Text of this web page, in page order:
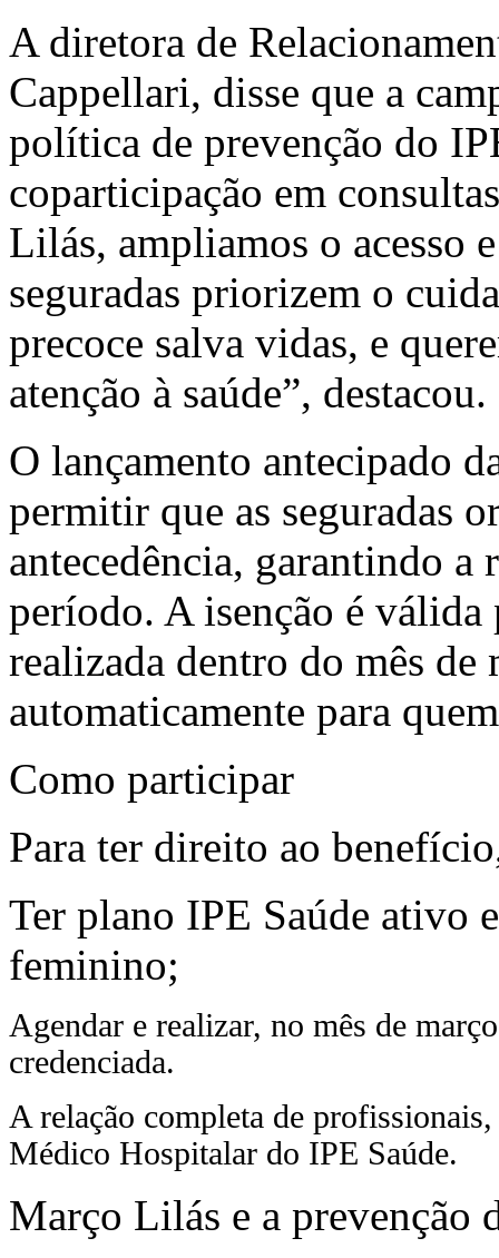
A diretora de
Cappellari, disse que a
política de prevenção do
coparticipação em
Lilás, ampliamos o acesso
seguradas priorizem o
precoce salva vidas, e
atenção à saúde”, destacou.
O lançamento antecipado
permitir que as seguradas
antecedência, garantindo a
período. A isenção é
realizada dentro do mês de
automaticamente para
Como participar
Para ter direito ao
Ter plano IPE Saúde ativo
feminino;
Agendar e realizar, no mês de
credenciada.
A relação completa de
Médico Hospitalar do IPE Saúde.
Março Lilás e a prevenção